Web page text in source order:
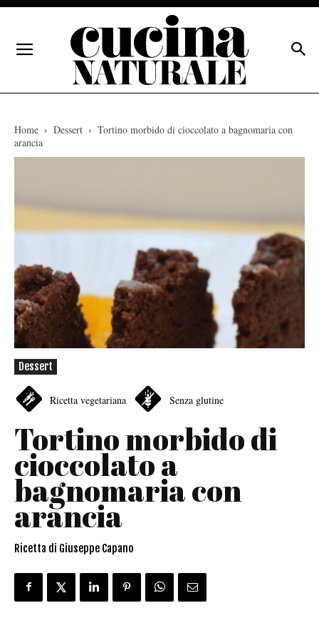
Home Dessert
Tortino morbido di cioccolato a bagnomaria con
arancia
Dessert
Ricetta vegetariana Senza glutine
Tortino morbido di
cioccolato a
bagnomaria con
arancia
Ricetta di Giuseppe Capano